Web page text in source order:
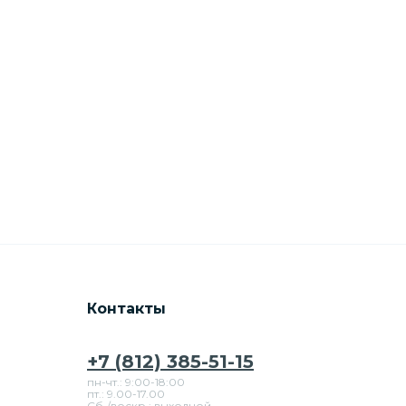
+7 (812) 385-51-15
пн-чт.: 9:00-18:00
пт.: 9.00-17.00
Контакты